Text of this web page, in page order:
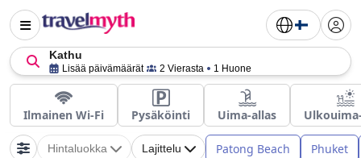
Kathu
Lisää päivämäärät 2 Vierasta 1 Huone
Ilmainen Wi-Fi Pysäköinti Uima-allas
Hintaluokka Lajittelu Patong Beach Phuket